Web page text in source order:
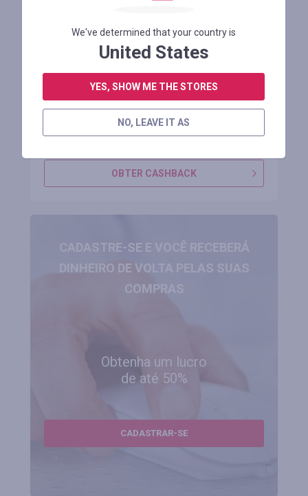
Preço promocional $1549,99 na
bicicleta elétrica [UK Direct] RZOGUWEX
S7 48V
OBTER CASHBACK
CADASTRE-SE E VOCÊ RECEBERÁ
DINHEIRO DE VOLTA PELAS SUAS
COMPRAS
Obtenha um lucro
de até 50%
CADASTRAR-SE
We've determined that your country is
United States
YES, SHOW ME THE STORES
NO, LEAVE IT AS